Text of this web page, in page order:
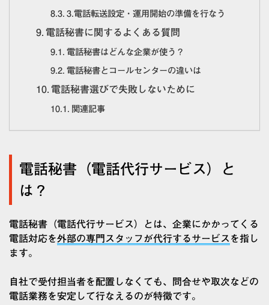
3.電話転送設定・運用開始の準備を行なう
電話秘書に関するよくある質問
電話秘書はどんな企業が使う？
電話秘書とコールセンターの違いは
電話秘書選びで失敗しないために
関連記事
電話秘書（電話代行サービス）と
は？
電話秘書（電話代行サービス）とは、企業にかかってくる
電話対応を外部の専門スタッフが代行するサービス を指し
ます。
自社で受付担当者を配置しなくても、問合せや取次などの
電話業務を安定して行なえるのが特徴です。